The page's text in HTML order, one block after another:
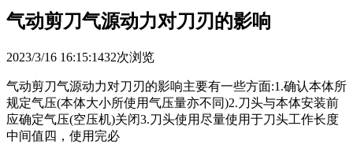
气动剪刀气源动力对刀刃的影响
2023/3/16 16:15:1432次浏览
气动剪刀气源动力对刀刃的影响主要有一些方面:1.确认本体所
规定气压(本体大小所使用气压量亦不同)2.刀头与本体安装前
应确定气压(空压机)关闭3.刀头使用尽量使用于刀头工作长度
中间值四，使用完必